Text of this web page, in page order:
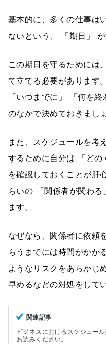
基本的に、多くの仕事は
ないという、 「期日」
この期日を守るためには
て立てる必要があります
「いつまでに」 「何を
のなかで決めておきましょ
また、スケジュールを考
するために自分は 「どの
を確認しておくことが肝
らいの 「関係者が関わ
ます。
なぜなら、関係者に依頼
らうまでには時間がかか
ようなリスクをあらかじ
早めるなどの対処をして
関連記事
ビジネスにおけるスケジュー
お読みください。